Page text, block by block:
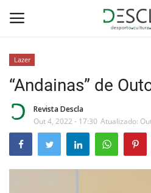
Home
...by Descla
Desporto
Lazer
“Andainas” de
Revista Descla
Out 4, 2022 - 17:30 Atualizado: